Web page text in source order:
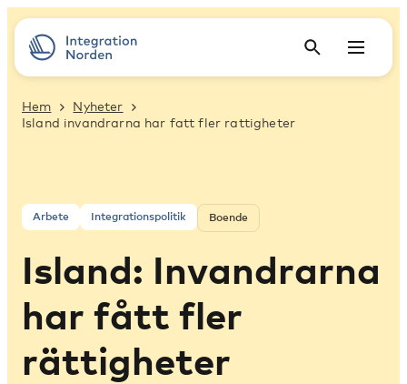
Hem
Nyheter
Island invandrarna har fatt fler rattigheter
Arbete Integrationspolitik Boende
Island: Invandrarna
har fått fler
rättigheter